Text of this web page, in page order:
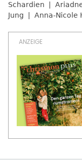
Schardien
Jung
Anna-Nicole